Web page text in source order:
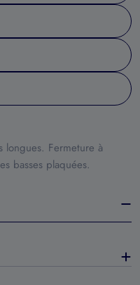
longues. Fermeture à
basses plaquées.